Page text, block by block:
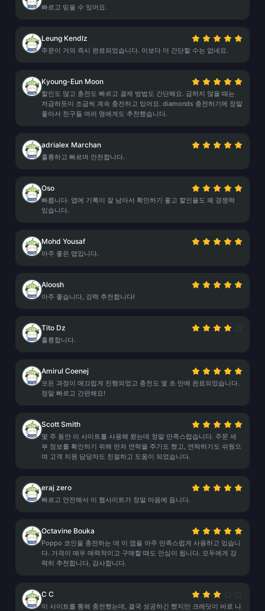
빠르고 믿을 수 있어요.
Leung Kendlz
주문이 거의 즉시 완료되었습니다. 이보다 더 간단할 수는 없네요.
Kyoung-Eun Moon
할인도 많고 충전도 빠르고 결제 방법도 간단해요. 급하지 않을 때는
저금하듯이 조금씩 계속 충전하고 있어요. diamonds 충전하기에 정말
좋아서 친구들 여러 명에게도 추천했습니다.
adrialex Marchan
훌륭하고 빠르며 안전합니다.
Oso
빠릅니다. 앱에 기록이 잘 남아서 확인하기 좋고 할인율도 꽤 경쟁력
있습니다.
Mohd Yousaf
아주 좋은 앱입니다.
Aloosh
아주 좋습니다, 강력 추천합니다!
Tito Dz
훌륭합니다.
Amirul Coenej
모든 과정이 매끄럽게 진행되었고 충전도 몇 초 만에 완료되었습니다.
정말 빠르고 간편해요!
Scott Smith
몇 주 동안 이 사이트를 사용해 왔는데 정말 만족스럽습니다. 주문 세
부 정보를 확인하기 위해 먼저 연락을 주기도 했고, 연락하기도 쉬웠으
며 고객 지원 담당자도 친절하고 도움이 되었습니다.
eraj zero
빠르고 안전해서 이 웹사이트가 정말 마음에 듭니다.
Octavine Bouka
Poppo 코인을 충전하는 데 이 앱을 아주 만족스럽게 사용하고 있습니
다. 가격이 매우 매력적이고 구매할 때도 안심이 됩니다. 모두에게 강
력히 추천합니다, 감사합니다.
C C
이 사이트를 통해 충전했는데, 결국 성공하긴 했지만 크레딧이 바로 나